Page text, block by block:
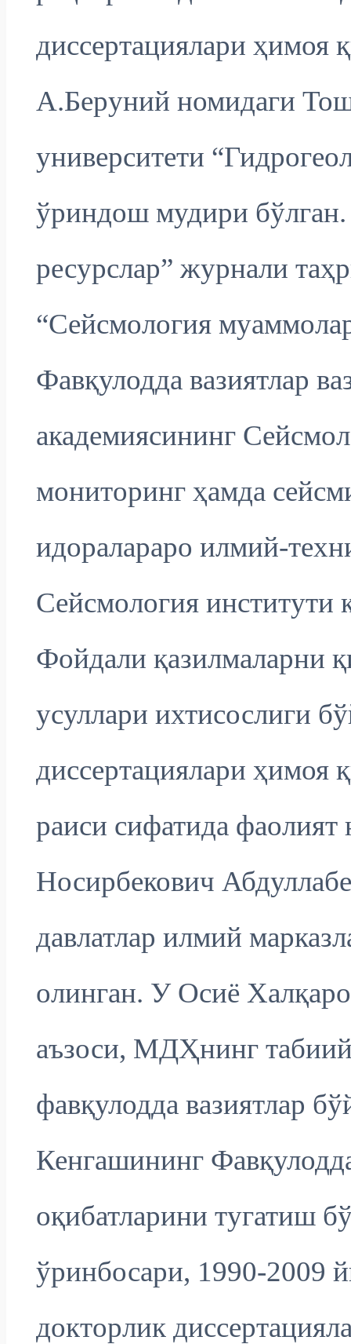
диссертациялари ҳимоя
А.Беруний номидаги
университети
ўриндош мудири бўлган.
ресурслар” журнали
“Сейсмология
Фавқулодда вазиятлар
академиясининг
мониторинг ҳамда
идоралараро илмий-
Сейсмология институти
Фойдали қазилмаларни
усуллари ихтисослиги
диссертациялари ҳимоя
раиси сифатида
Носирбекович
давлатлар илмий
олинган. У Осиё
аъзоси, МДҲнинг табиий
фавқулодда вазиятлар
Кенгашининг
оқибатларини тугатиш
ўринбосари, 1990-2009
докторлик